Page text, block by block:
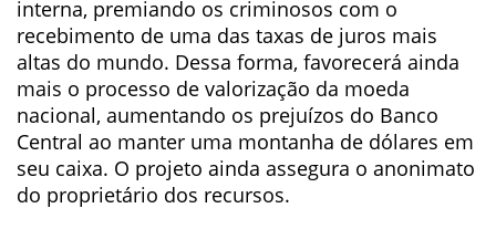
interna, premiando os criminosos com o
recebimento de uma das taxas de juros mais
altas do mundo. Dessa forma, favorecerá ainda
mais o processo de valorização da moeda
nacional, aumentando os prejuízos do Banco
Central ao manter uma montanha de dólares em
seu caixa. O projeto ainda assegura o anonimato
do proprietário dos recursos.